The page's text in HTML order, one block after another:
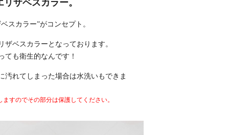
ザベスカラー。
スカラー”がコンセプト。
ベスカラーとなっております。
ても衛生的なんです！
汚れてしまった場合は水洗いもできま
すのでその部分は保護してください。